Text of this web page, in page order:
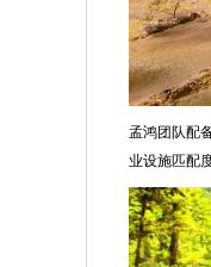
孟鸿团队配
业设施匹配